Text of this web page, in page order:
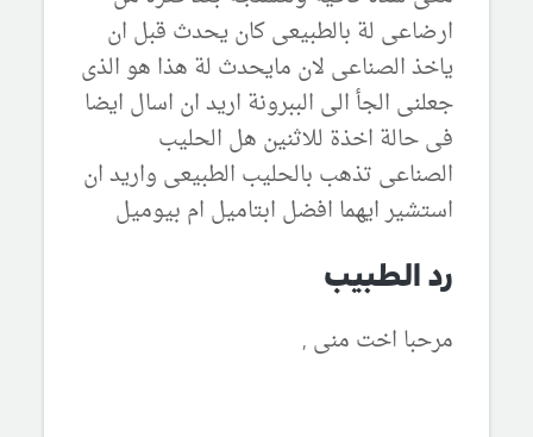
ارضاعى لة بالطبيعى كان يحدث قبل ان
ياخذ الصناعى لان مايحدث لة هذا هو الذى
جعلنى الجأ الى الببرونة اريد ان اسال ايضا
فى حالة اخذة للاثنين هل الحليب
الصناعى تذهب بالحليب الطبيعى واريد ان
استشير ايهما افضل ابتاميل ام بيوميل
رد الطبيب
مرحبا اخت منى ,